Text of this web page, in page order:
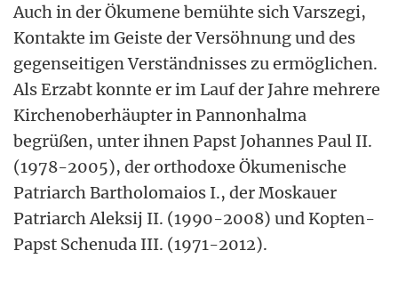
Auch in der Ökumene bemühte sich Varszegi,
Kontakte im Geiste der Versöhnung und des
gegenseitigen Verständnisses zu ermöglichen.
Als Erzabt konnte er im Lauf der Jahre mehrere
Kirchenoberhäupter in Pannonhalma
begrüßen, unter ihnen Papst Johannes Paul II.
(1978-2005), der orthodoxe Ökumenische
Patriarch Bartholomaios I., der Moskauer
Patriarch Aleksij II. (1990-2008) und Kopten-
Papst Schenuda III. (1971-2012).